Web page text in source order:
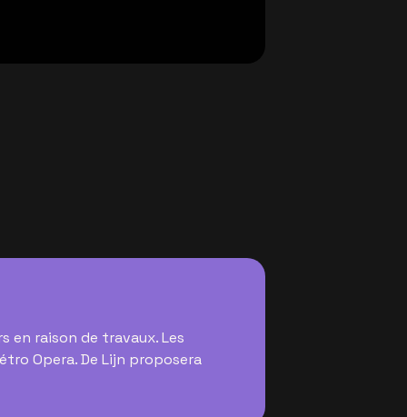
en raison de travaux. Les
Opera. De Lijn proposera